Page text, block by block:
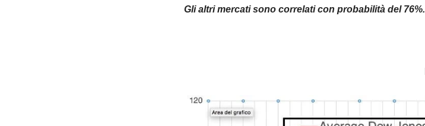
Gli altri mercati sono correlati con probabilità del 76%.